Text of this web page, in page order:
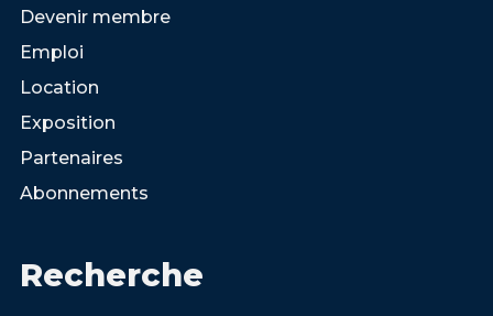
Devenir membre
Emploi
Location
Exposition
Partenaires
Abonnements
Recherche